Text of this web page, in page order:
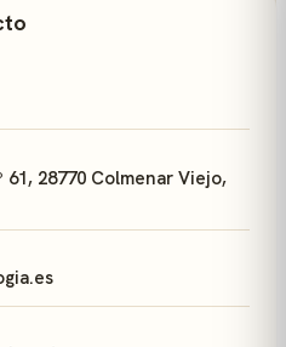
28770 Colmenar Viejo,